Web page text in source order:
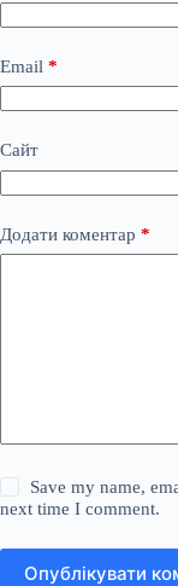
Email *
Сайт
Додати коментар *
Save my name,
next time I comment.
Опублікувати